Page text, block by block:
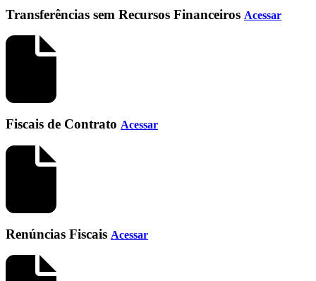
Transferências sem Recursos Financeiros Acessar
Fiscais de Contrato Acessar
Renúncias Fiscais Acessar